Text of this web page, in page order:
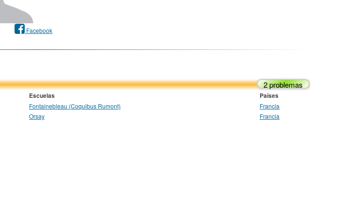
Facebook
2 problemas
Escuelas Países
Fontainebleau (Coquibus Rumont)
Francia
Orsay Francia